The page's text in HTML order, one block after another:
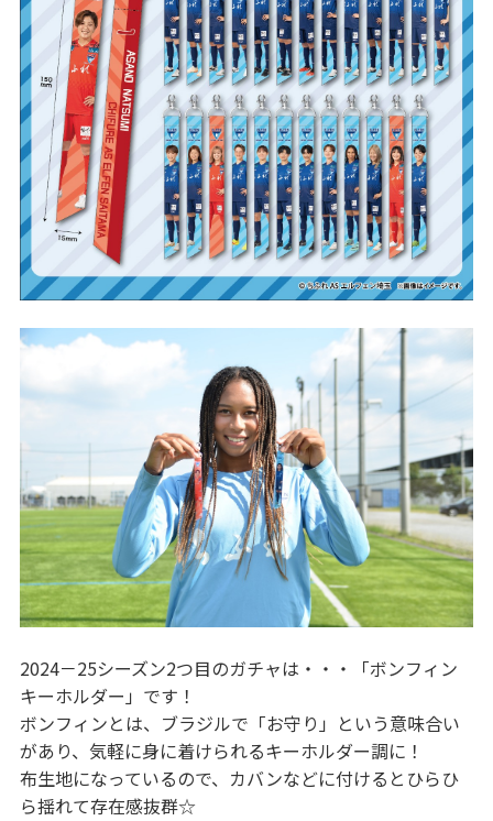
2024－25シーズン2つ目のガチャは・・・「ボンフィン
キーホルダー」です！
ボンフィンとは、ブラジルで「お守り」という意味合い
があり、気軽に身に着けられるキーホルダー調に！
布生地になっているので、カバンなどに付けるとひらひ
ら揺れて存在感抜群☆